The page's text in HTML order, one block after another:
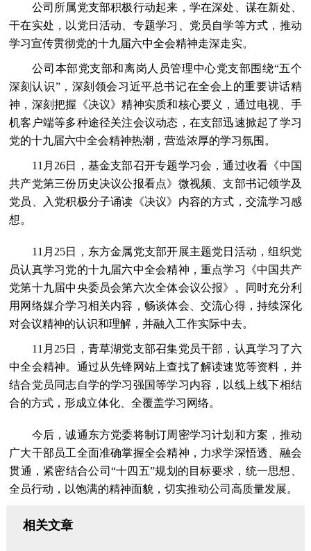
公司所属党支部积极行动起来，学在深处、谋在新处、
干在实处，以党日活动、专题学习、党员自学等方式，推动
学习宣传贯彻党的十九届六中全会精神走深走实。
公司本部党支部和离岗人员管理中心党支部围绕“五个
深刻认识”，深刻领会习近平总书记在全会上的重要讲话精
神，深刻把握《决议》精神实质和核心要义，通过电视、手
机客户端等多种途径关注会议动态，在支部迅速掀起了学习
党的十九届六中全会精神热潮，营造浓厚的学习氛围。
11月26日，基金支部召开专题学习会，通过收看《中国
共产党第三份历史决议公报看点》微视频、支部书记领学及
党员、入党积极分子诵读《决议》内容的方式，交流学习感
想。
11月25日，东方金属党支部开展主题党日活动，组织党
员认真学习党的十九届六中全会精神，重点学习《中国共产
党第十九届中央委员会第六次全体会议公报》。同时充分利
用网络媒介学习相关内容，畅谈体会、交流心得，持续深化
对会议精神的认识和理解，并融入工作实际中去。
11月25日，青草湖党支部召集党员干部，认真学习了六
中全会精神。通过从先锋网站上查找了解读速览等资料，并
结合党员同志自学的学习强国等学习内容，以线上线下相结
合的方式，形成立体化、全覆盖学习网络。
今后，诚通东方党委将制订周密学习计划和方案，推动
广大干部员工全面准确掌握全会精神，力求学深悟透、融会
贯通，紧密结合公司“十四五”规划的目标要求，统一思想、
全员行动，以饱满的精神面貌，切实推动公司高质量发展。
相关文章